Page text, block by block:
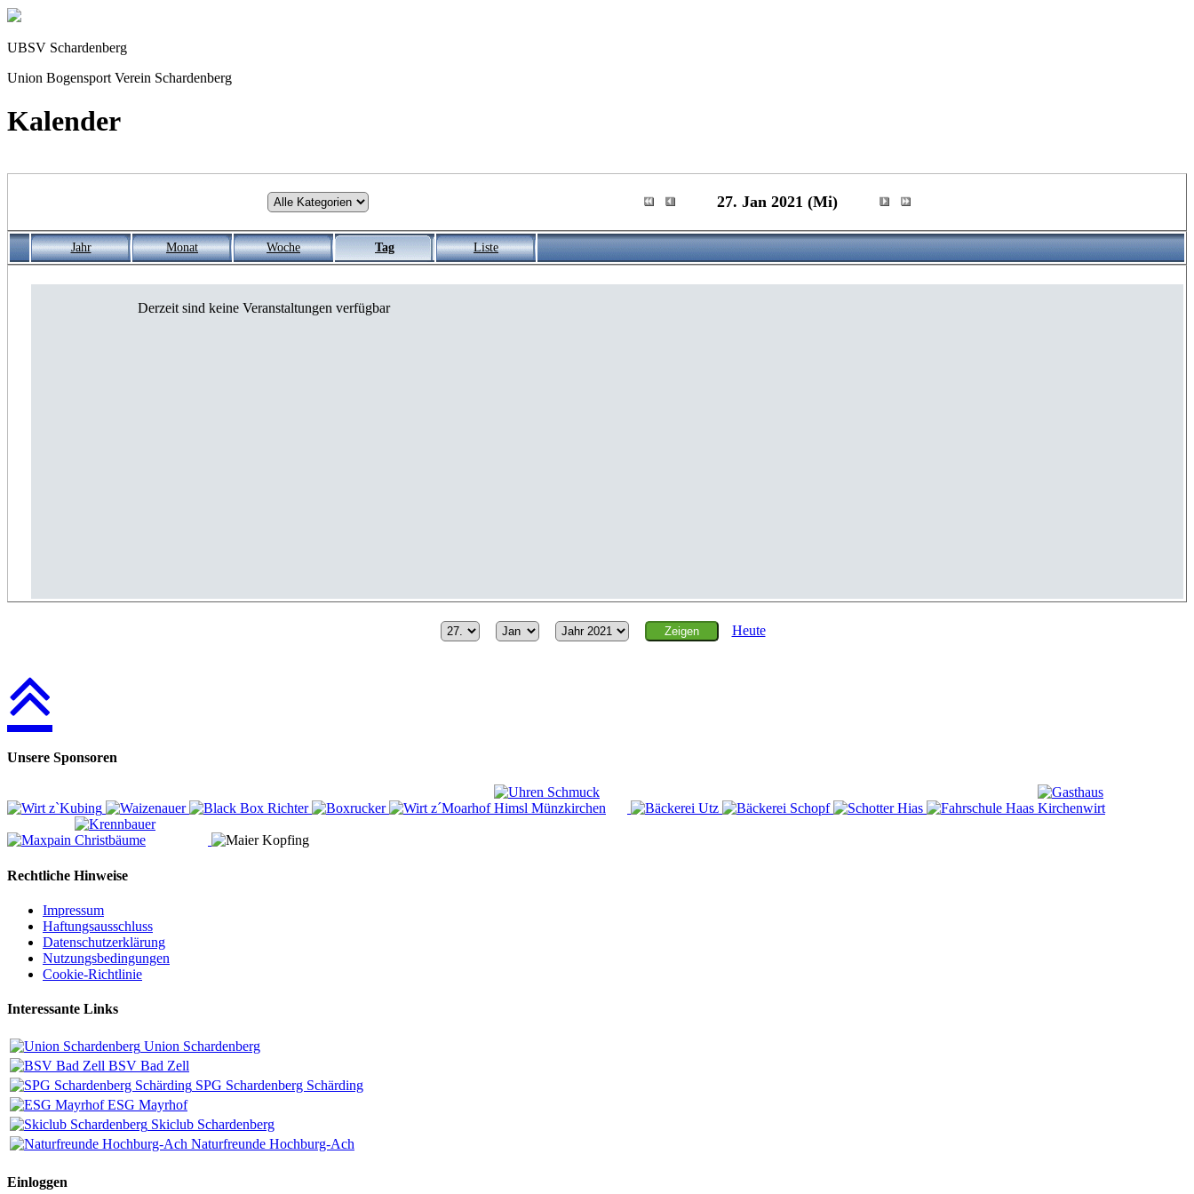
UBSV Schardenberg
Union Bogensport Verein Schardenberg
Kalender
27. Jan 2021 (Mi)
Jahr Monat Woche Tag Liste
Derzeit sind keine Veranstaltungen verfügbar
Heute
Unsere Sponsoren
Rechtliche Hinweise
Impressum
Haftungsausschluss
Datenschutzerklärung
Nutzungsbedingungen
Cookie-Richtlinie
Interessante Links
Union Schardenberg
BSV Bad Zell
SPG Schardenberg Schärding
ESG Mayrhof
Skiclub Schardenberg
Naturfreunde Hochburg-Ach
Einloggen